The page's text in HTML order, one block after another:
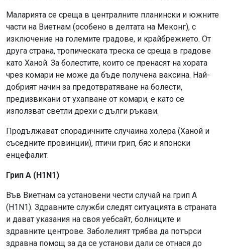
Маларията се среща в централните планински и южните
части на Виетнам (особено в делтата на Меконг), с
изключение на големите градове, и крайбрежието. От
друга страна, тропическата треска се среща в градове
като Ханой. За болестите, които се пренасят на хората
чрез комари не може да бъде получена ваксина. Най-
добрият начин за предотвратяване на болести,
предизвикани от ухапване от комари, е като се
използват светли дрехи с дълги ръкави.
Продължават спорадичните случаина холера (Ханой и
съседните провинции), птичи грип, бяс и японски
енцефалит.
Грип A (H1N1)
Във Виетнам са установени чести случай на грип A
(H1N1). Здравните служби следят ситуацията в страната
и дават указания на своя уебсайт, болниците и
здравните центрове. Заболелият трябва да потърси
здравна помощ за да се установи дали се отнася до